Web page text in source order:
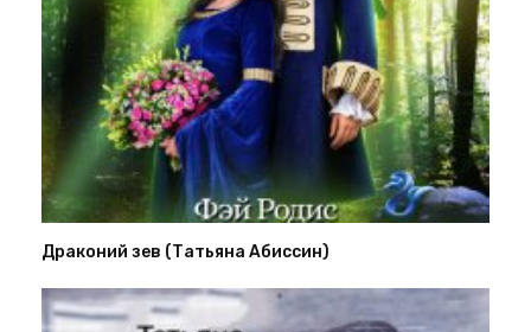
Драконий зев (Татьяна Абиссин)